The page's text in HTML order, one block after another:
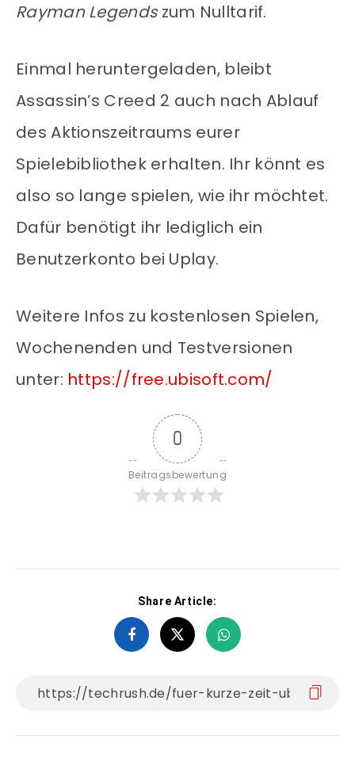
Rayman Legendszum Nulltarif.
Einmal heruntergeladen, bleibt
Assassin’s Creed 2 auch nach Ablauf
des Aktionszeitraums eurer
Spielebibliothek erhalten. Ihr könnt es
also so lange spielen, wie ihr möchtet.
Dafür benötigt ihr lediglich ein
Benutzerkonto bei Uplay.
Weitere Infos zu kostenlosen Spielen,
Wochenenden und Testversionen
unter: https://free.ubisoft.com/
0
Beitragsbewertung
Share Article: